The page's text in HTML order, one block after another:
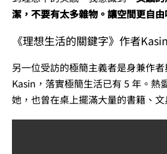
潔，不要有太多雜物。讓空間更自由
《理想生活的關鍵字》作者Kasin
另一位受訪的極簡主義者是身兼作
Kasin，落實極簡生活已有 5 年。熱
她，也曾在桌上擺滿大量的書籍、文